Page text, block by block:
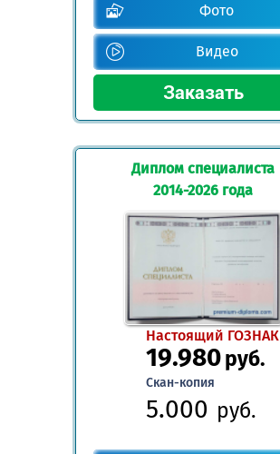
Фото
Видео
Диплом специалиста
2014-2026 года
Настоящий ГОЗНАК
19.980руб.
Скан-копия
5.000 руб.